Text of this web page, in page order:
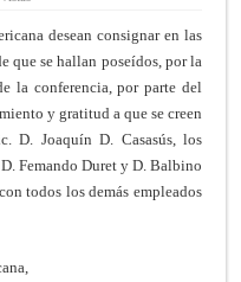
desean consignar en las
que se hallan poseídos, por la
la conferencia, por parte del
y gratitud a que se creen
D. Joaquín D. Casasús, los
Femando Duret y D. Balbino
todos los demás empleados